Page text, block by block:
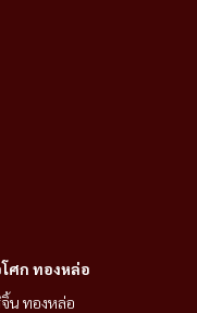
ศก ทองหล่อ
น ทองหล่อ